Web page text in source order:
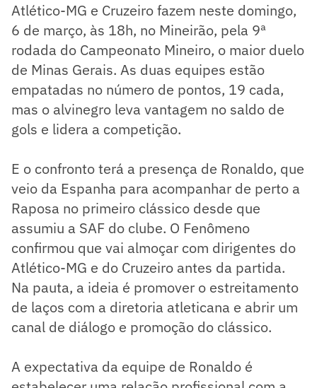
Atlético-MG e Cruzeiro fazem neste domingo,
6 de março, às 18h, no Mineirão, pela 9ª
rodada do Campeonato Mineiro, o maior duelo
de Minas Gerais. As duas equipes estão
empatadas no número de pontos, 19 cada,
mas o alvinegro leva vantagem no saldo de
gols e lidera a competição.
E o confronto terá a presença de Ronaldo, que
veio da Espanha para acompanhar de perto a
Raposa no primeiro clássico desde que
assumiu a SAF do clube. O Fenômeno
confirmou que vai almoçar com dirigentes do
Atlético-MG e do Cruzeiro antes da partida.
Na pauta, a ideia é promover o estreitamento
de laços com a diretoria atleticana e abrir um
canal de diálogo e promoção do clássico.
A expectativa da equipe de Ronaldo é